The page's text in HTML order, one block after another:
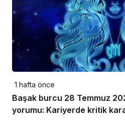
1 hafta önce
Başak burcu 28 Temmuz
yorumu: Kariyerde kritik